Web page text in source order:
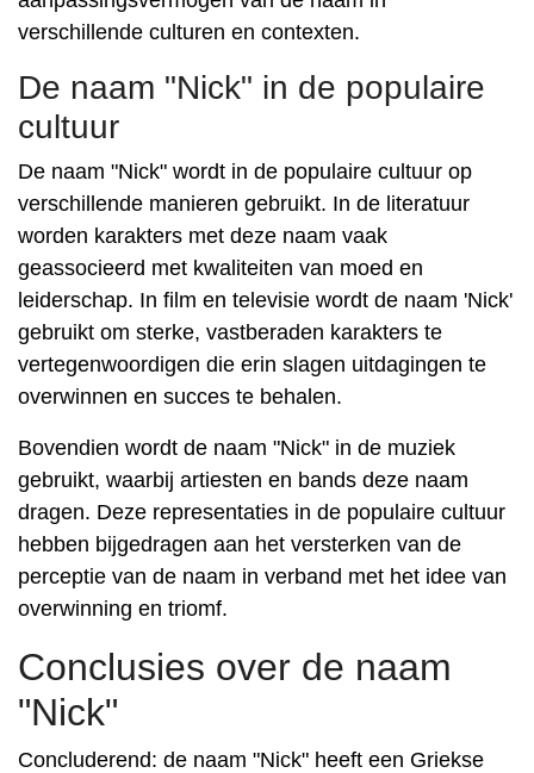
verschillende culturen en contexten.
De naam "Nick" in de populaire
cultuur
De naam "Nick" wordt in de populaire cultuur op
verschillende manieren gebruikt. In de literatuur
worden karakters met deze naam vaak
geassocieerd met kwaliteiten van moed en
leiderschap. In film en televisie wordt de naam 'Nick'
gebruikt om sterke, vastberaden karakters te
vertegenwoordigen die erin slagen uitdagingen te
overwinnen en succes te behalen.
Bovendien wordt de naam "Nick" in de muziek
gebruikt, waarbij artiesten en bands deze naam
dragen. Deze representaties in de populaire cultuur
hebben bijgedragen aan het versterken van de
perceptie van de naam in verband met het idee van
overwinning en triomf.
Conclusies over de naam
"Nick"
Concluderend: de naam "Nick" heeft een Griekse